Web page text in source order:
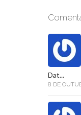
Dat...
8 DE